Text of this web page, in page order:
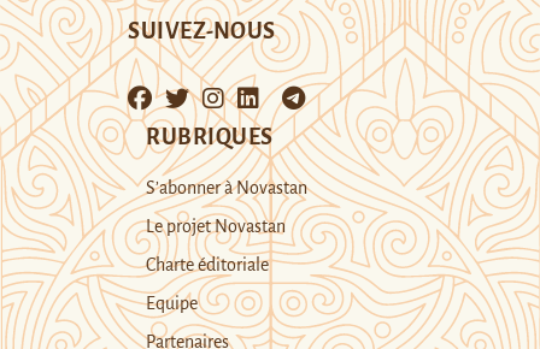
SUIVEZ-NOUS
RUBRIQUES
S’abonner à Novastan
Le projet Novastan
Charte éditoriale
Equipe
Partenaires